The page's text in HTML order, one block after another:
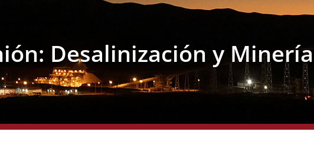
Desalinización y Minería